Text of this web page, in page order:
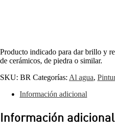
Producto indicado para dar brillo y
de cerámicos, de piedra o similar.
SKU: BR Categorías: Al agua,
Información adicional
Información adicional